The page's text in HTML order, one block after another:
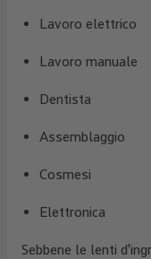
Lavoro elettrico
Lavoro manuale
Dentista
Assemblaggio
Cosmesi
Elettronica
Sebbene le lenti